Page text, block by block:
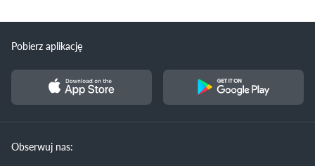
Pobierz aplikację
Obserwuj nas: